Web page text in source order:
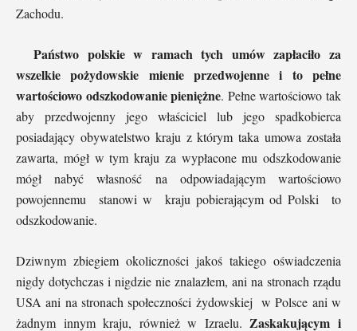
Zachodu.
Państwo polskie w ramach tych umów zapłaciło za
wszelkie pożydowskie mienie przedwojenne i to pełne
wartościowo odszkodowanie pieniężne. Pełne wartościowo tak
aby przedwojenny jego właściciel lub jego spadkobierca
posiadający obywatelstwo kraju z którym taka umowa została
zawarta, mógł w tym kraju za wypłacone mu odszkodowanie
mógł nabyć własność na odpowiadającym wartościowo
powojennemu stanowi w kraju pobierającym od Polski to
odszkodowanie.
Dziwnym zbiegiem okoliczności jakoś takiego oświadczenia
nigdy dotychczas i nigdzie nie znalazłem, ani na stronach rządu
USA ani na stronach społeczności żydowskiej w Polsce ani w
żadnym innym kraju, również w Izraelu. Zaskakującym i